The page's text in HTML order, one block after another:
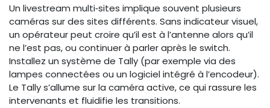
Un livestream multi‑sites implique souvent plusieurs
caméras sur des sites différents. Sans indicateur visuel,
un opérateur peut croire qu’il est à l’antenne alors qu’il
ne l’est pas, ou continuer à parler après le switch.
Installez un système de Tally (par exemple via des
lampes connectées ou un logiciel intégré à l’encodeur).
Le Tally s’allume sur la caméra active, ce qui rassure les
intervenants et fluidifie les transitions.